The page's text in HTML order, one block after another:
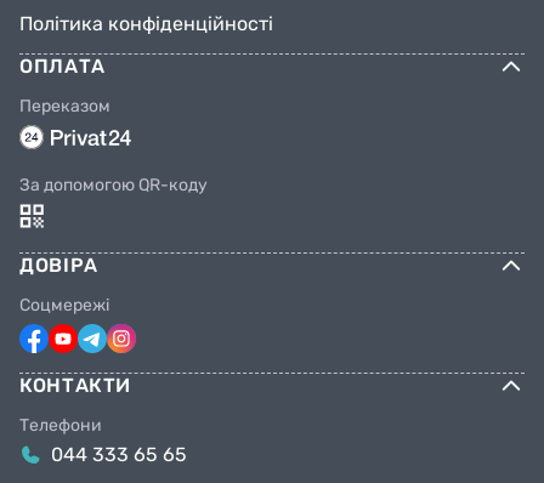
Політика конфіденційності
ОПЛАТА
Переказом
За допомогою QR-коду
ДОВІРА
Соцмережі
КОНТАКТИ
Телефони
044 333 65 65